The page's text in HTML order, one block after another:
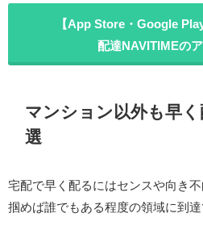
【App Store・Google
配達NAVITIMEの
マンション以外も早
選
宅配で早く配るにはセンスや向き
掴めば誰でもある程度の領域に到達